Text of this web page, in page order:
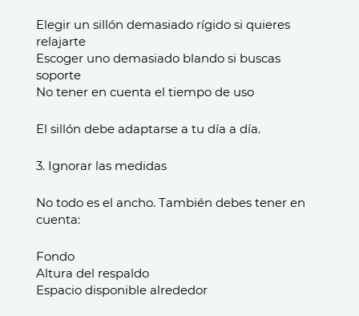
Elegir un sillón demasiado rígido si quieres
relajarte
Escoger uno demasiado blando si buscas
soporte
No tener en cuenta el tiempo de uso
El sillón debe adaptarse a tu día a día.
3. Ignorar las medidas
No todo es el ancho. También debes tener en
cuenta:
Fondo
Altura del respaldo
Espacio disponible alrededor